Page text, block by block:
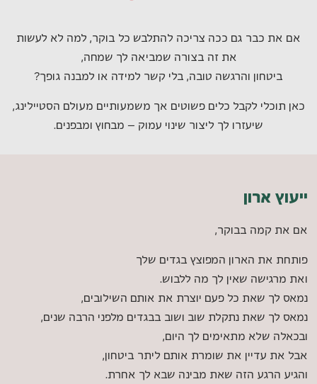
אם את כבר גם ככה צריכה להתלבש כל בוקר, למה לא לעשות
את זה בצורה שמביאה לך שמחה,
ביטחון והרגשה טובה, בלי קשר למידה או למבנה גופך?
כאן תוכלי לקבל כלים פשוטים אך משמעותיים מעולם הסטיילינג,
שיעזרו לך ליצור שינוי עמוק – מבחוץ ומבפנים.
ייעוץ ארון
אם את קמה בבוקר,
פותחת את הארון המפוצץ בגדים שלך
ואת מרגישה שאין לך מה ללבוש.
נמאס לך שאת כל פעם יוצרת את אותם השילובים,
נמאס לך שאת נתקלת שוב ושוב בבגדים מלפני הרבה שנים,
ובכאלה שלא מתאימים לך היום,
אבל את עדיין את שומרת אותם ליתר ביטחון,
והגיע הרגע הזה שאת מבינה שבא לך אחרת.